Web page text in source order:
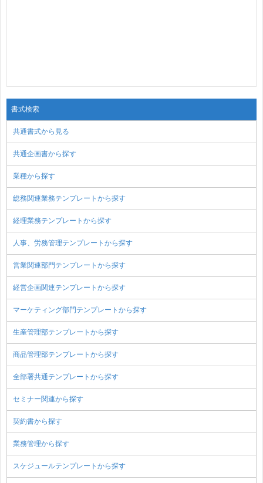
書式検索
共通書式から見る
共通企画書から探す
業種から探す
総務関連業務テンプレートから探す
経理業務テンプレートから探す
人事、労務管理テンプレートから探す
営業関連部門テンプレートから探す
経営企画関連テンプレートから探す
マーケティング部門テンプレートから探す
生産管理部テンプレートから探す
商品管理部テンプレートから探す
全部署共通テンプレートから探す
セミナー関連から探す
契約書から探す
業務管理から探す
スケジュールテンプレートから探す